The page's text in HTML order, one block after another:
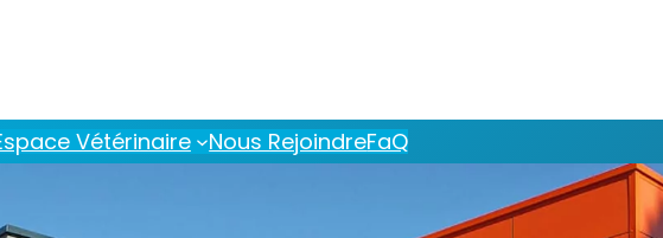
Vétérinaire Nous RejoindreFaQ